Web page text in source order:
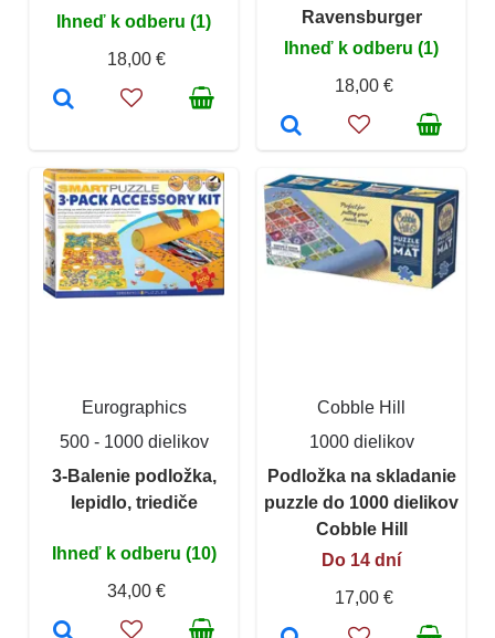
Ihneď k odberu (1)
18,00 €
Ravensburger
Ihneď k odberu (1)
18,00 €
Eurographics
500 - 1000 dielikov
3-Balenie podložka,
lepidlo, triediče
Ihneď k odberu (10)
34,00 €
Cobble Hill
1000 dielikov
Podložka na skladanie
puzzle do 1000 dielikov
Cobble Hill
Do 14 dní
17,00 €